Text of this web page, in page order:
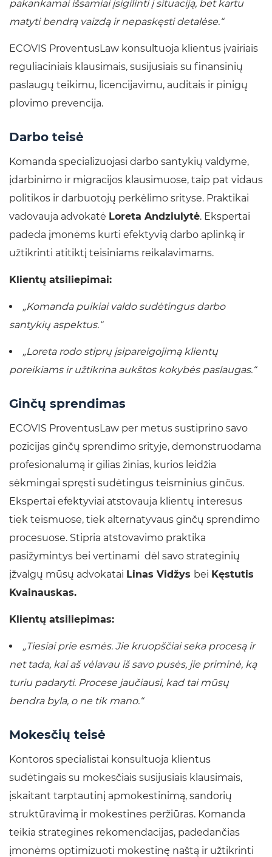
pakankamai išsamiai įsigilinti į situaciją, bet kartu
matyti bendrą vaizdą ir nepaskęsti detalėse.“
ECOVIS ProventusLaw konsultuoja klientus įvairiais
reguliaciniais klausimais, susijusiais su finansinių
paslaugų teikimu, licencijavimu, auditais ir pinigų
plovimo prevencija.
Darbo teisė
Komanda specializuojasi darbo santykių valdyme,
įdarbinimo ir migracijos klausimuose, taip pat vidaus
politikos ir darbuotojų perkėlimo srityse. Praktikai
vadovauja advokatė Loreta Andziulytė. Ekspertai
padeda įmonėms kurti efektyvią darbo aplinką ir
užtikrinti atitiktį teisiniams reikalavimams.
Klientų atsiliepimai:
„Komanda puikiai valdo sudėtingus darbo
santykių aspektus.“
„Loreta rodo stiprų įsipareigojimą klientų
poreikiams ir užtikrina aukštos kokybės paslaugas.“
Ginčų sprendimas
ECOVIS ProventusLaw per metus sustiprino savo
pozicijas ginčų sprendimo srityje, demonstruodama
profesionalumą ir gilias žinias, kurios leidžia
sėkmingai spręsti sudėtingus teisminius ginčus.
Ekspertai efektyviai atstovauja klientų interesus
tiek teismuose, tiek alternatyvaus ginčų sprendimo
procesuose. Stipria atstovavimo praktika
pasižymintys bei vertinami dėl savo strateginių
įžvalgų mūsų advokatai Linas Vidžys bei Kęstutis
Kvainauskas.
Klientų atsiliepimas:
„Tiesiai prie esmės. Jie kruopščiai seka procesą ir
net tada, kai aš vėlavau iš savo pusės, jie priminė, ką
turiu padaryti. Procese jaučiausi, kad tai mūsų
bendra byla, o ne tik mano.“
Mokesčių teisė
Kontoros specialistai konsultuoja klientus
sudėtingais su mokesčiais susijusiais klausimais,
įskaitant tarptautinį apmokestinimą, sandorių
struktūravimą ir mokestines peržiūras. Komanda
teikia strategines rekomendacijas, padedančias
įmonėms optimizuoti mokestinę naštą ir užtikrinti